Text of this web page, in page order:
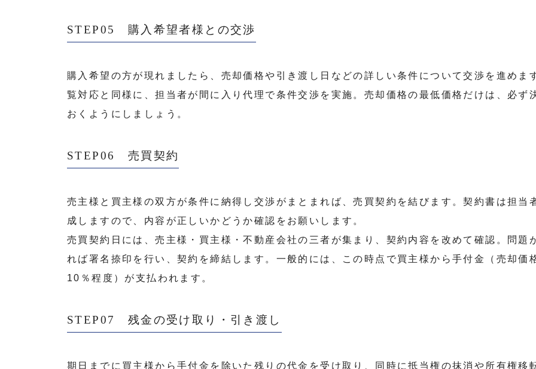
STEP05 購入希望者様との交渉
購入希望の方が現れましたら、売却価格や引き渡し日などの詳しい条件について交渉を進めま
覧対応と同様に、担当者が間に入り代理で条件交渉を実施。売却価格の最低価格だけは、必ず
おくようにしましょう。
STEP06 売買契約
売主様と買主様の双方が条件に納得し交渉がまとまれば、売買契約を結びます。契約書は担当
成しますので、内容が正しいかどうか確認をお願いします。
売買契約日には、売主様・買主様・不動産会社の三者が集まり、契約内容を改めて確認。問題
れば署名捺印を行い、契約を締結します。一般的には、この時点で買主様から手付金（売却価
10％程度）が支払われます。
STEP07 残金の受け取り・引き渡し
期日までに買主様から手付金を除いた残りの代金を受け取り、同時に抵当権の抹消や所有権移